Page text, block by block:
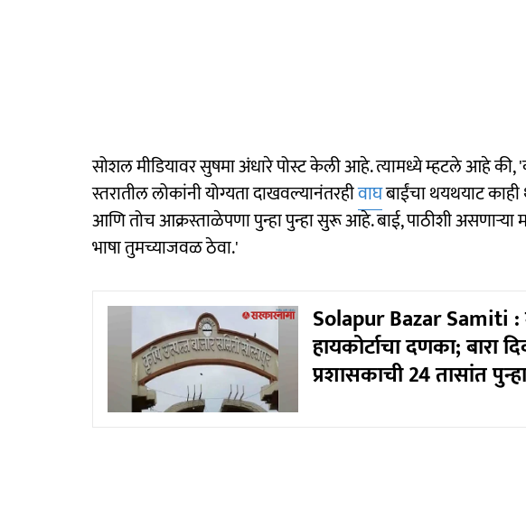
सोशल मीडियावर सुषमा अंधारे पोस्ट केली आहे. त्यामध्ये म्हटले आहे की,
स्तरातील लोकांनी योग्यता दाखवल्यानंतरहीवाघबाईंचा थयथयाट काही
आणि तोच आक्रस्ताळेपणा पुन्हा पुन्हा सुरू आहे. बाई, पाठीशी असणाऱ्या
भाषा तुमच्याजवळ ठेवा.'
Solapur Bazar Samiti :
हायकोर्टाचा दणका; बारा
प्रशासकाची 24 तासांत